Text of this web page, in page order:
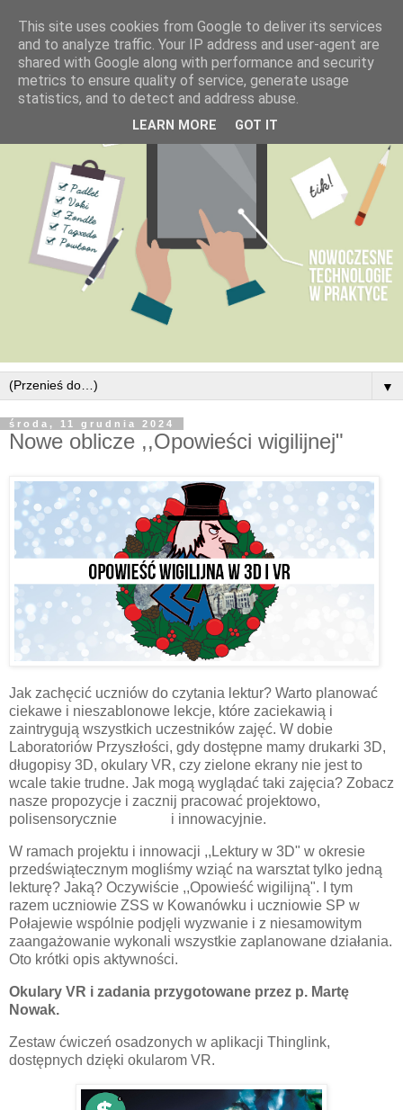
▼
środa, 11 grudnia 2024
Nowe oblicze ,,Opowieści wigilijnej"
Jak zachęcić uczniów do czytania lektur? Warto planować
ciekawe i nieszablonowe lekcje, które zaciekawią i
zaintrygują wszystkich uczestników zajęć. W dobie
Laboratoriów Przyszłości, gdy dostępne mamy drukarki 3D,
długopisy 3D, okulary VR, czy zielone ekrany nie jest to
wcale takie trudne. Jak mogą wyglądać taki zajęcia? Zobacz
nasze propozycje i zacznij pracować projektowo,
polisensorycznie i innowacyjnie.
W ramach projektu i innowacji ,,Lektury w 3D" w okresie
przedświątecznym mogliśmy wziąć na warsztat tylko jedną
lekturę? Jaką? Oczywiście ,,Opowieść wigilijną". I tym
razem uczniowie ZSS w Kowanówku i uczniowie SP w
Połajewie wspólnie podjęli wyzwanie i z niesamowitym
zaangażowanie wykonali wszystkie zaplanowane działania.
Oto krótki opis aktywności.
Okulary VR i zadania przygotowane przez p. Martę
Nowak.
Zestaw ćwiczeń osadzonych w aplikacji Thinglink,
dostępnych dzięki okularom VR.
This site uses cookies from Google to deliver its services
and to analyze traffic. Your IP address and user-agent are
shared with Google along with performance and security
metrics to ensure quality of service, generate usage
statistics, and to detect and address abuse.
LEARN MORE GOT IT